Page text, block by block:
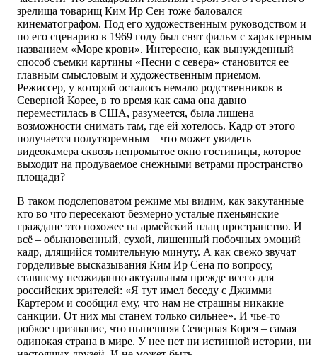
зрелища товарищ Ким Ир Сен тоже баловался
кинематографом. Под его художественным руководством и
по его сценарию в 1969 году был снят фильм с характерным
названием «Море крови». Интересно, как вынужденный
способ съемки картины «Песни с севера» становится ее
главным смысловым и художественным приемом.
Режиссер, у которой осталось немало родственников в
Северной Корее, в то время как сама она давно
переместилась в США, разумеется, была лишена
возможности снимать там, где ей хотелось. Кадр от этого
получается полутюремным – что может увидеть
видеокамера сквозь непромытое окно гостиницы, которое
выходит на продуваемое снежными ветрами пространство
площади?
В таком подслеповатом режиме мы видим, как закутанные
кто во что пересекают безмерно усталые пхеньянские
граждане это похожее на армейский плац пространство. И
всё – обыкновенный, сухой, лишенный побочных эмоций
кадр, длящийся томительную минуту. А как свежо звучат
горделивые высказывания Ким Ир Сена по вопросу,
ставшему неожиданно актуальным прежде всего для
российских зрителей: «Я тут имел беседу с Джимми
Картером и сообщил ему, что нам не страшны никакие
санкции. От них мы станем только сильнее». И чье-то
робкое признание, что нынешняя Северная Корея – самая
одинокая страна в мире. У нее нет ни истинной истории, ни